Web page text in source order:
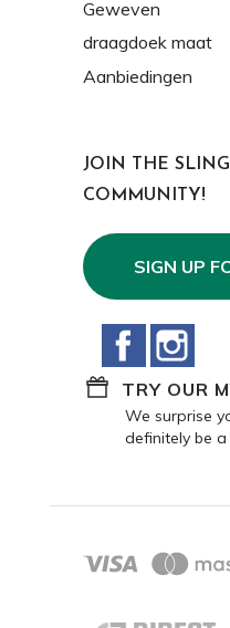
Geweven
draagdoek maat
Aanbiedingen
JOIN THE
COMMUNITY!
SIGN UP
Facebook
TRY OUR
We surprise
definitely be